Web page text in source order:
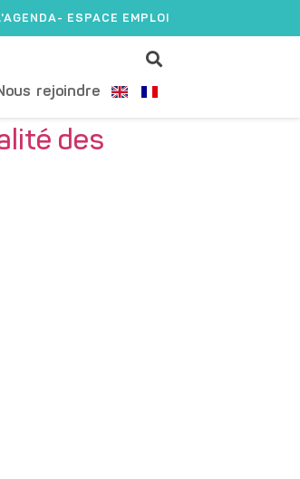
- ESPACE EMPLOI
rejoindre
des